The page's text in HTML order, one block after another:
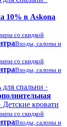
10% в Askona
со скидкой
Входы, салоны и
со скидкой
Входы, салоны и
спальни ·
кровати
со скидкой
Входы, салоны и